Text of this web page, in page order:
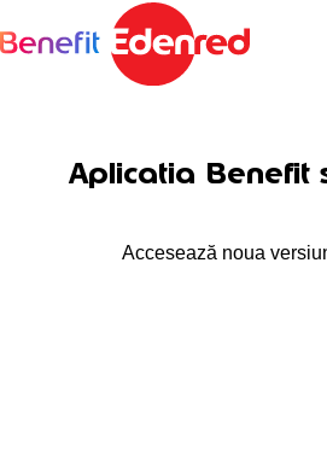
Aplicatia Benefit
Accesează noua